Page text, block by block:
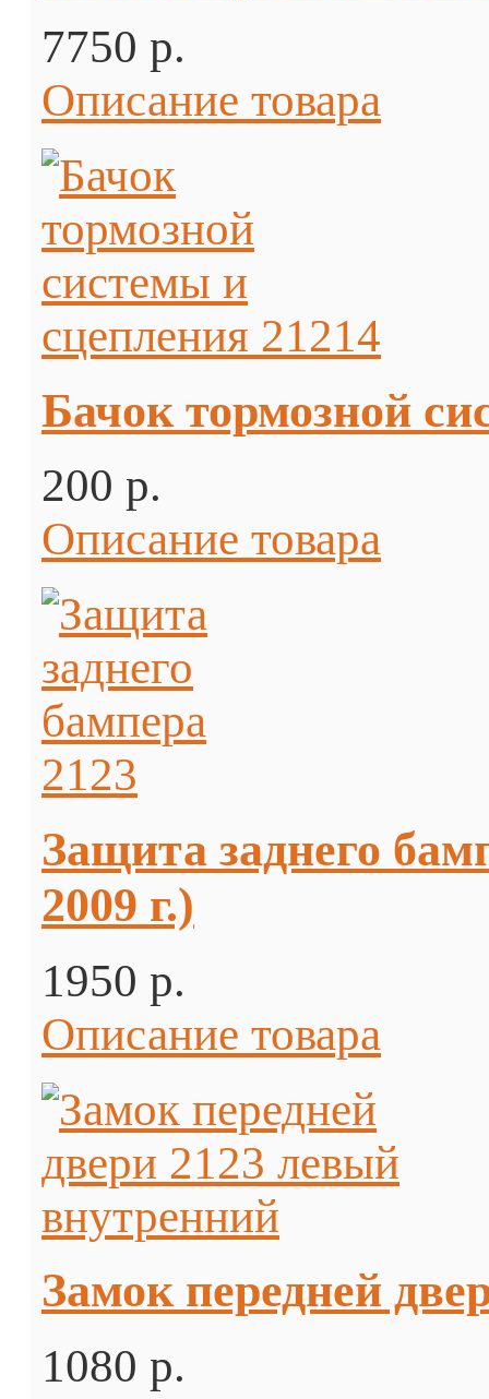
7750 p.
Описание товара
Бачок тормозной
200 p.
Описание товара
Защита заднего
2009 г.)
1950 p.
Описание товара
Замок передней
1080 p.